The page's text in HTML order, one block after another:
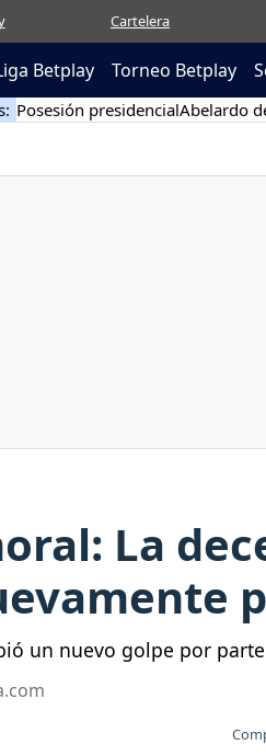
Cartelera
Betplay Torneo Betplay
Posesión presidencialAbelardo
La
un nuevo golpe por